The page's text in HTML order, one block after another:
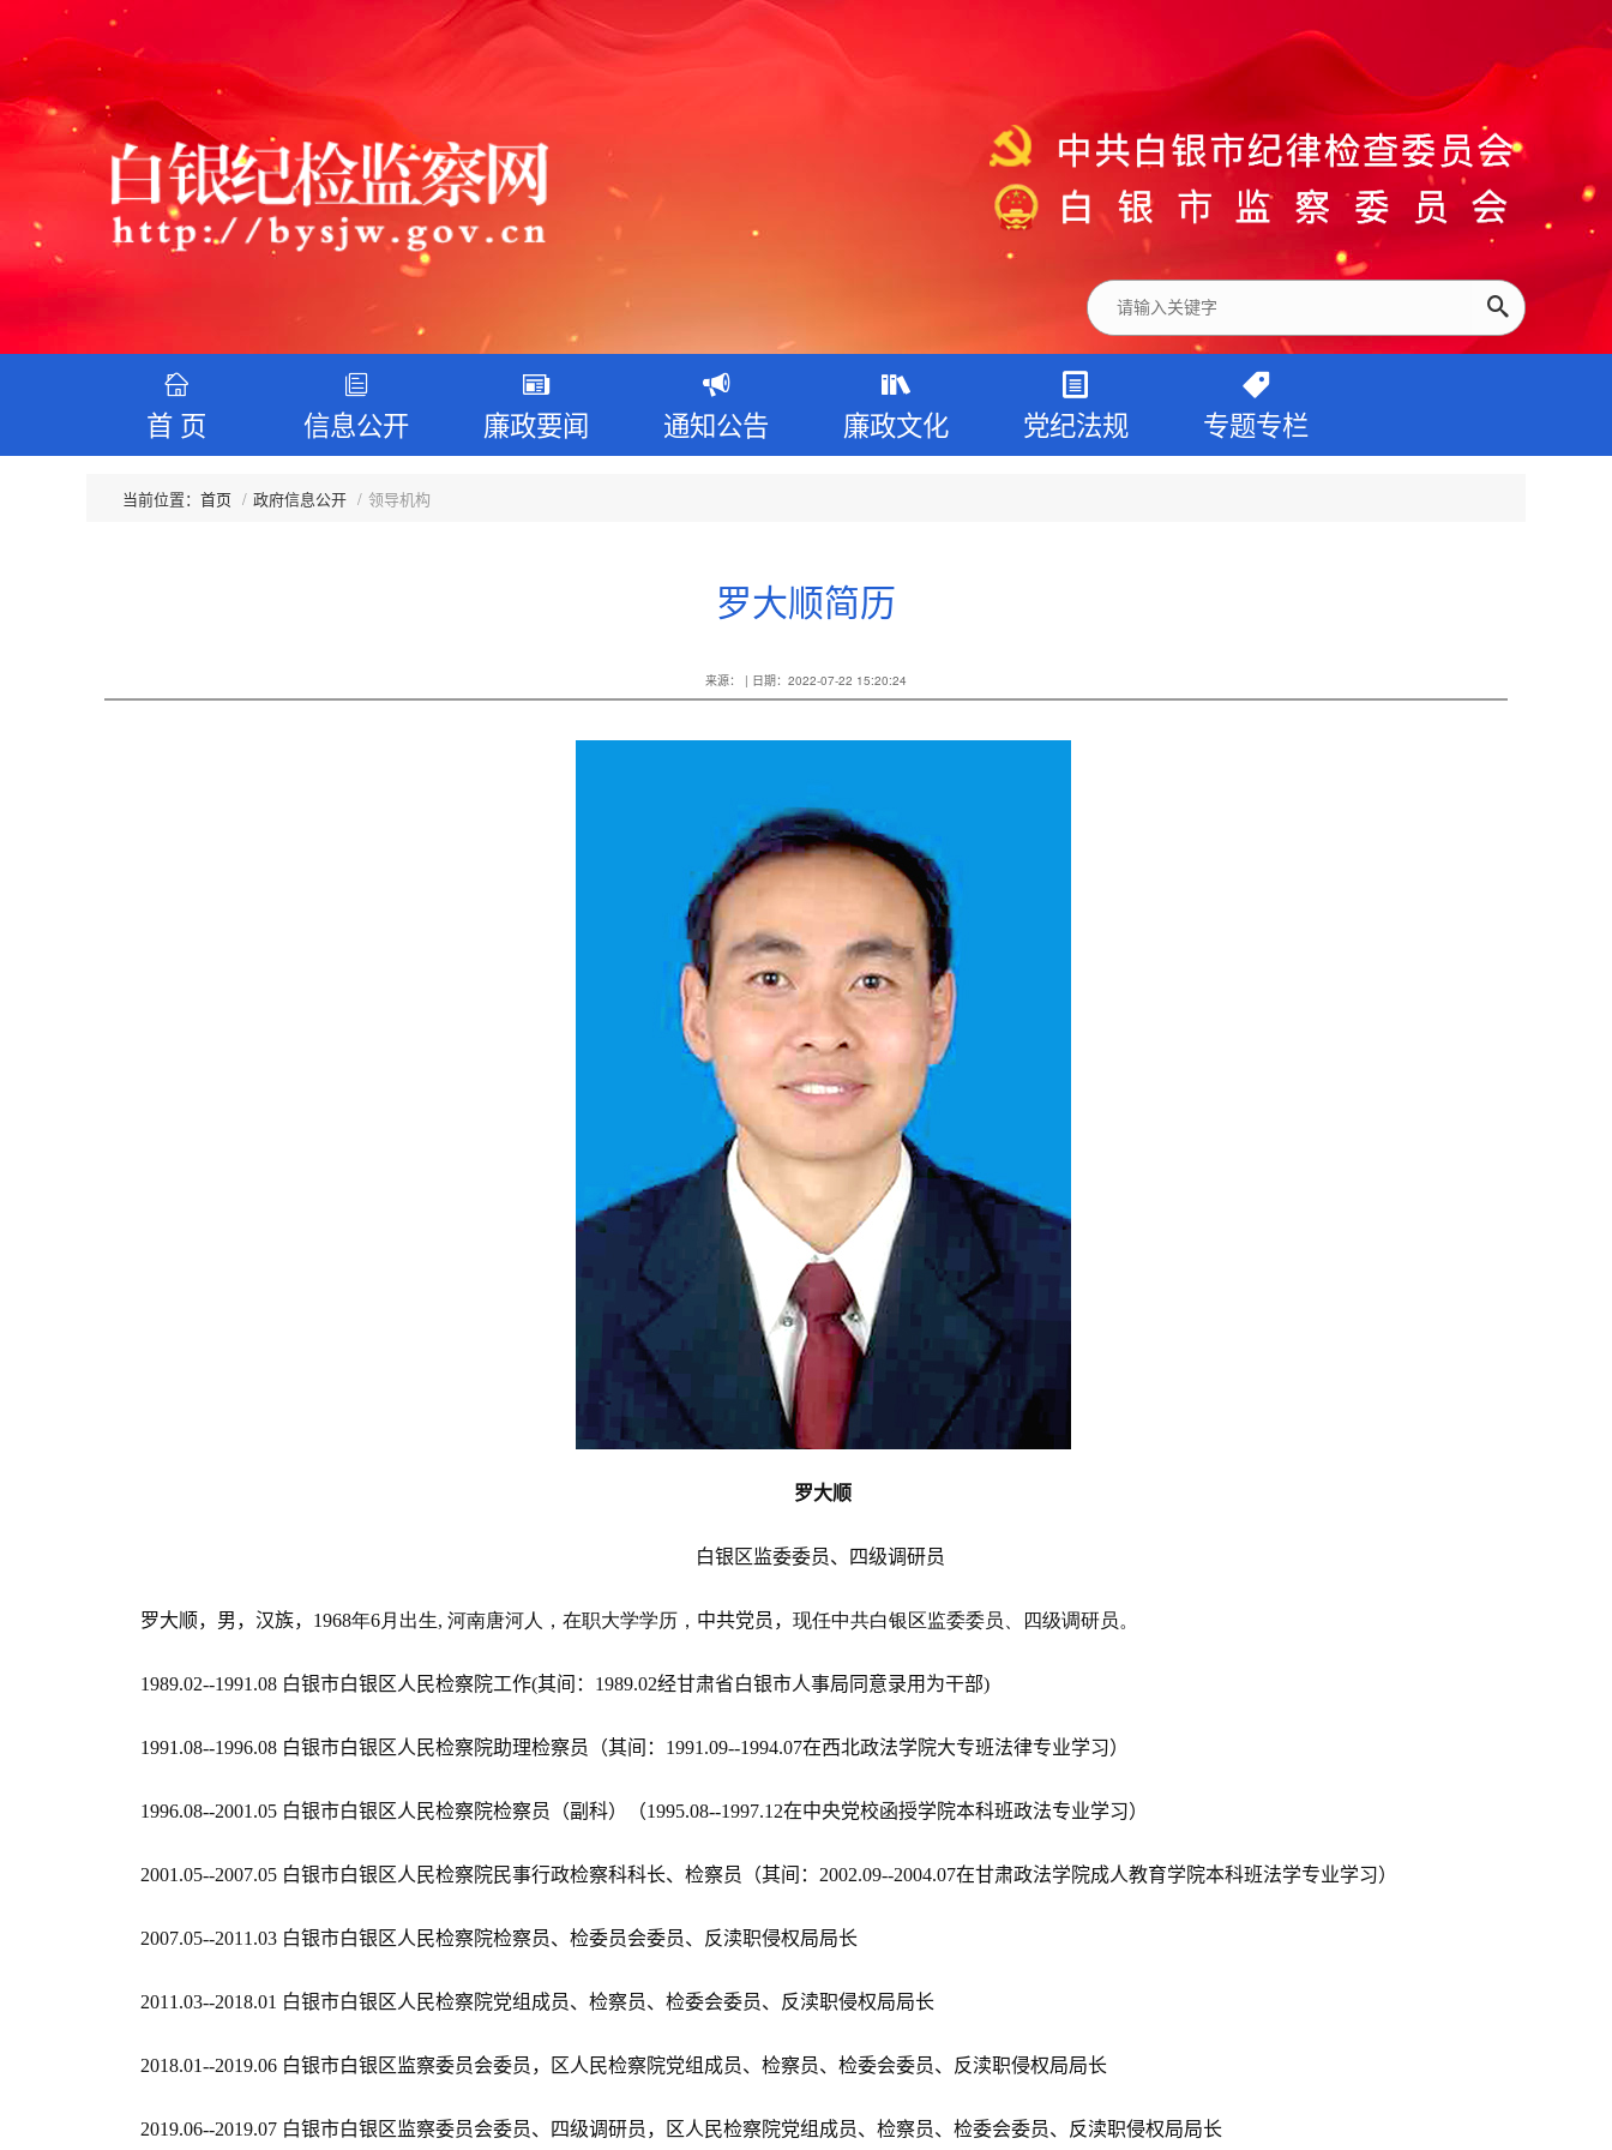
首 页 信息公开 廉政要闻 通知公告 廉政文化 党纪法规 专题专栏
首页 政府信息公开 领导机构
罗大顺简历
来源： | 日期：2022-07-22 15:20:24
罗大顺
白银区监委委员、四级调研员
罗大顺，男，汉族， 1968年6月出生, 河南唐河人，在职大学学历， 中共党员， 现任中共白银区监委委员、四级调研员。
1989.02--1991.08 白银市白银区人民检察院工作(其间： 1989.02经甘肃省白银市人事局同意录用为干部)
1991.08--1996.08 白银市白银区人民检察院助理检察员（其间： 1991.09--1994.07在西北政法学院大专班法律专业学习）
1996.08--2001.05 白银市白银区人民检察院检察员（副科）（1995.08--1997.12在中央党校函授学院本科班政法专业学习）
2001.05--2007.05 白银市白银区人民检察院民事行政检察科科长、检察员（其间： 2002.09--2004.07在甘肃政法学院成人教育学院本科班法学专业学习）
2007.05--2011.03 白银市白银区人民检察院检察员、检委员会委员、反渎职侵权局局长
2011.03--2018.01 白银市白银区人民检察院党组成员、检察员、检委会委员、反渎职侵权局局长
2018.01--2019.06 白银市白银区监察委员会委员，区人民检察院党组成员、检察员、检委会委员、反渎职侵权局局长
2019.06--2019.07 白银市白银区监察委员会委员、四级调研员，区人民检察院党组成员、检察员、检委会委员、反渎职侵权局局长